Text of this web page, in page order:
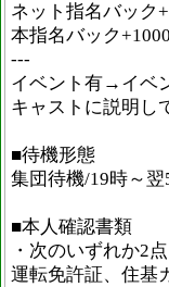
ネット指名バック
本指名バック
---
イベント有→イベ
キャストに説明し
■待機形態
集団待機/19時～翌
■本人確認書類
・次のいずれか2点
運転免許証、住基